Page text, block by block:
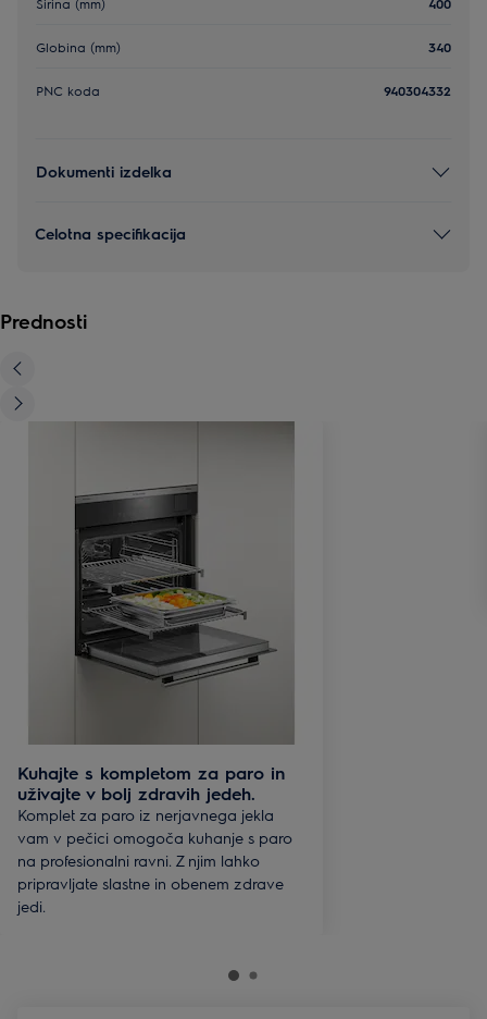
Globina (mm) 340
PNC koda 940304332
Dokumenti izdelka
Celotna specifikacija
Prednosti
Kuhajte s kompletom za paro in
uživajte v bolj zdravih jedeh.
Komplet za paro iz nerjavnega jekla
vam v pečici omogoča kuhanje s paro
na profesionalni ravni. Z njim lahko
pripravljate slastne in obenem zdrave
jedi.